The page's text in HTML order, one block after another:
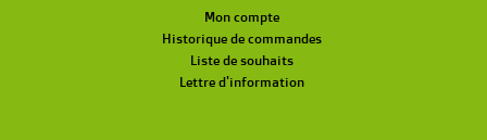
Mon compte
Historique de commandes
Liste de souhaits
Lettre d'information